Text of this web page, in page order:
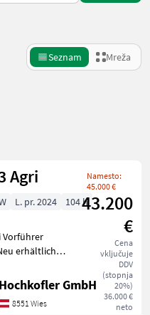
Seznam Mreža
Filtri
Agri
Namesto:
45.000 €
43.200
€
Cena
vključuje
DDV
(stopnja
20%)
36.000 €
neto
L. pr. 2024 104 h
Vorführer
erhältlich) -
(auf 36PS
20km/h
Hochkofler GmbH
8551 Wies